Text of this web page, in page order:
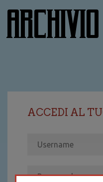
ACCEDI AL